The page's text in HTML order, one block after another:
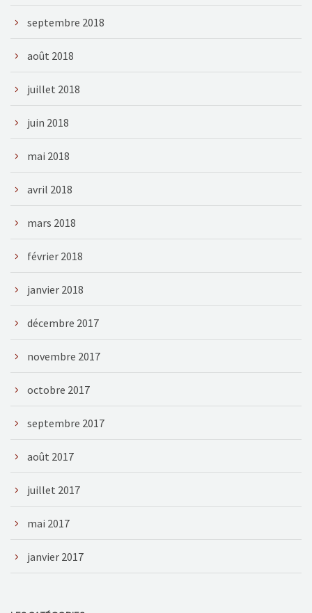
septembre 2018
août 2018
juillet 2018
juin 2018
mai 2018
avril 2018
mars 2018
février 2018
janvier 2018
décembre 2017
novembre 2017
octobre 2017
septembre 2017
août 2017
juillet 2017
mai 2017
janvier 2017